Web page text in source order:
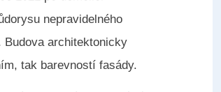
nepravidelného
architektonicky
tak barevností fasády.